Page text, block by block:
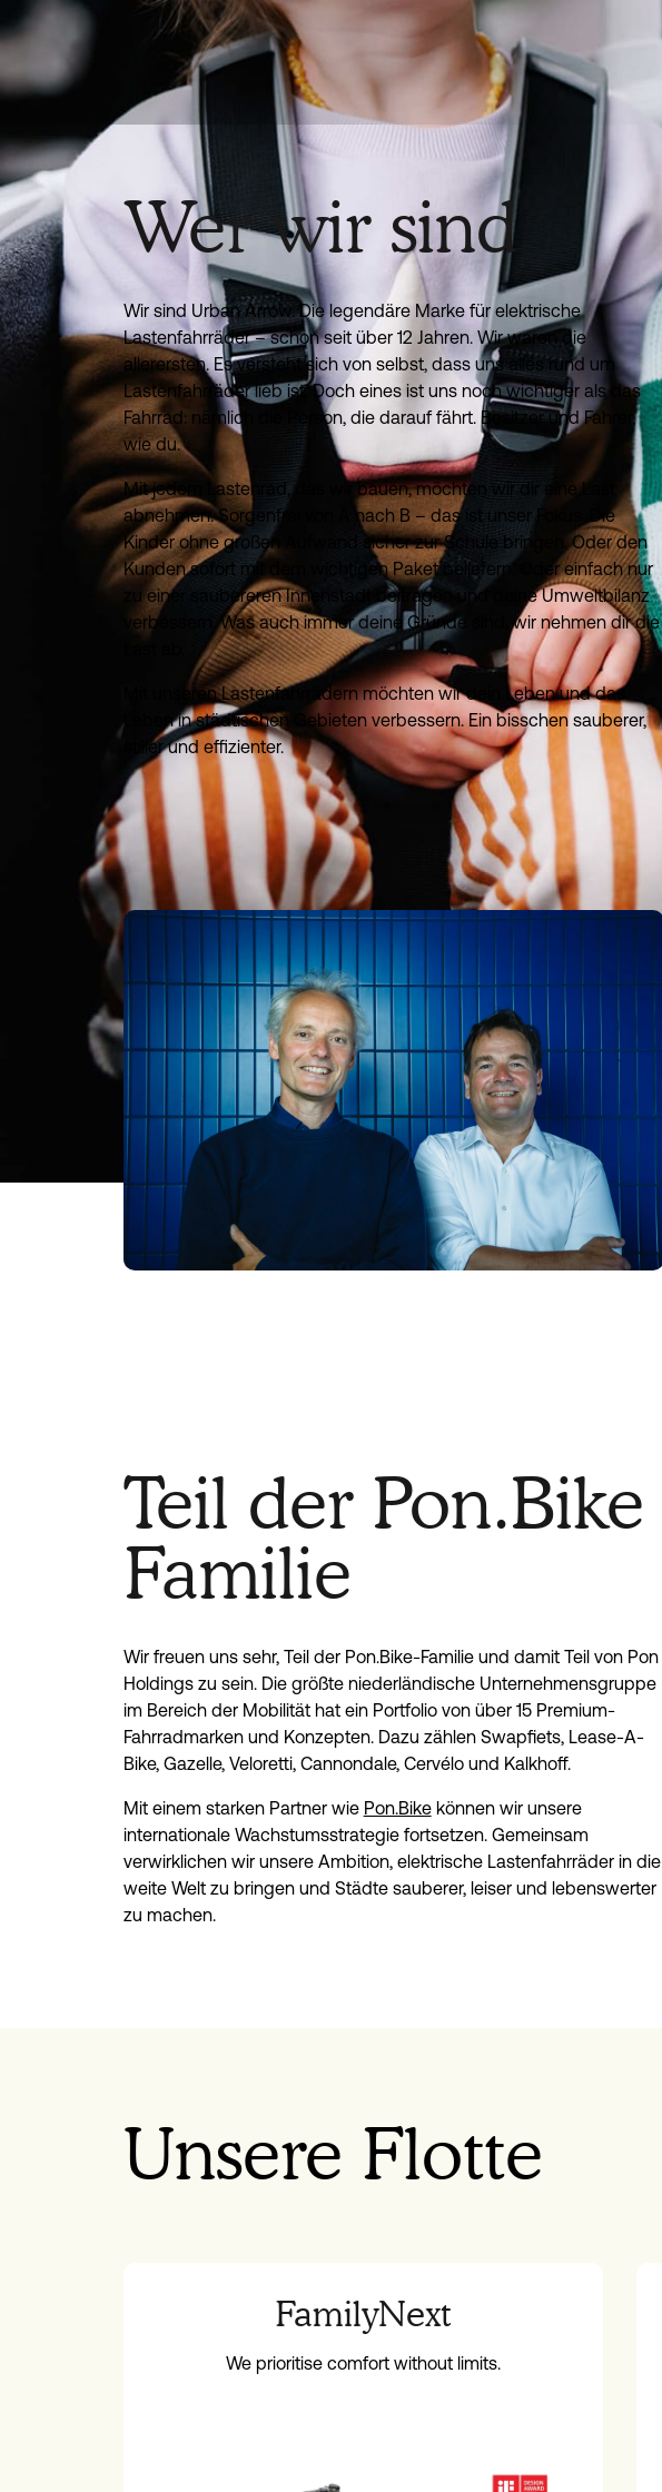
Wer wir sind
Wir sind Urban Arrow. Die legendäre Marke für elektrische
Lastenfahrräder – schon seit über 12 Jahren. Wir waren die
allerersten. Es versteht sich von selbst, dass uns alles rund um
Lastenfahrräder lieb ist. Doch eines ist uns noch wichtiger als das
Fahrrad: nämlich die Person, die darauf fährt. Besitzer und Fahrer,
wie du.
Mit jedem Lastenrad, das wir bauen, möchten wir dir eine Last
abnehmen. Sorgenfrei von A nach B – das ist unser Fokus. Die
Kinder ohne großen Aufwand sicher zur Schule bringen. Oder den
Kunden sofort mit dem wichtigen Paket beliefern. Oder einfach nur
zu einer saubereren Innenstadt beitragen und deine Umweltbilanz
verbessern. Was auch immer deine Gründe sind, wir nehmen dir die
Mit unseren Lastenfahrrädern möchten wir dein Leben und das
Leben in städtischen Gebieten verbessern. Ein bisschen sauberer,
stiller und effizienter.
Teil der Pon.Bike
Familie
Wir freuen uns sehr, Teil der Pon.Bike-Familie und damit Teil von Pon
Holdings zu sein. Die größte niederländische Unternehmensgruppe
im Bereich der Mobilität hat ein Portfolio von über 15 Premium-
Fahrradmarken und Konzepten. Dazu zählen Swapfiets, Lease-A-
Bike, Gazelle, Veloretti, Cannondale, Cervélo und Kalkhoff.
Mit einem starken Partner wie Pon.Bikekönnen wir unsere
internationale Wachstumsstrategie fortsetzen. Gemeinsam
verwirklichen wir unsere Ambition, elektrische Lastenfahrräder in die
weite Welt zu bringen und Städte sauberer, leiser und lebenswerter
zu machen.
Unsere Flotte
FamilyNext
We prioritise comfort without limits.